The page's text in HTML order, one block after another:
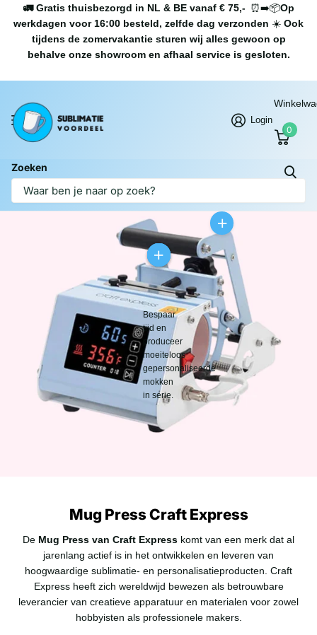
🚛 Gratis thuisbezorgd in NL & BE vanaf € 75,-⏰➡️📦Op
werkdagen voor 16:00 besteld, zelfde dag verzonden ☀️ Ook
tijdens de zomervakantie sturen wij alles gewoon op
behalve onze showroom en afhaal service is gesloten.
Zoeken
Login
0
Bespaar
tijd en
produceer
moeiteloos
gepersonaliseerde
mokken
in serie.
Mug Press Craft Express
De Mug Press van Craft Express komt van een merk dat al
jarenlang actief is in het ontwikkelen en leveren van
hoogwaardige sublimatie- en personalisatieproducten. Craft
Express heeft zich wereldwijd bewezen als betrouwbare
leverancier van creatieve apparatuur en materialen voor zowel
hobbyisten als professionele makers.